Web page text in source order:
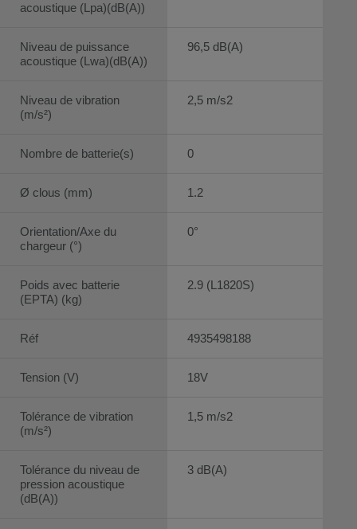
acoustique (Lpa)(dB(A))
Niveau de puissance
acoustique (Lwa)(dB(A))
Niveau de vibration
(m/s²)
Nombre de batterie(s)
Ø clous (mm)
Orientation/Axe du
chargeur (°)
Poids avec batterie
(EPTA) (kg)
Réf
Tension (V)
Tolérance de vibration
(m/s²)
Tolérance du niveau de
pression acoustique
(dB(A))
96,5 dB(A)
2,5 m/s2
0
1.2
0°
2.9 (L1820S)
4935498188
18V
1,5 m/s2
3 dB(A)